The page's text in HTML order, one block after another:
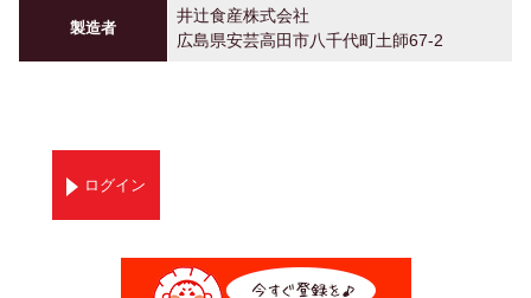
製造者
井辻食産株式会社
広島県安芸高田市八千代町土師67-2
ログイン